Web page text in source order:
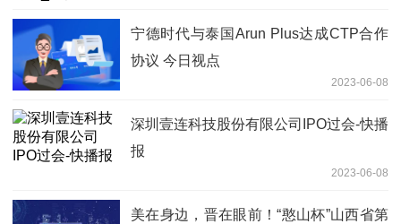
宁德时代与泰国Arun Plus达成CTP合作
协议 今日视点
2023-06-08
深圳壹连科技股份有限公司IPO过会-快播
报
2023-06-08
美在身边，晋在眼前！“憨山杯”山西省第